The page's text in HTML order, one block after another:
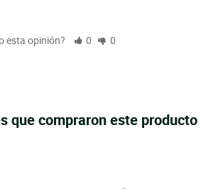
esta opinión? 0 0
que compraron este